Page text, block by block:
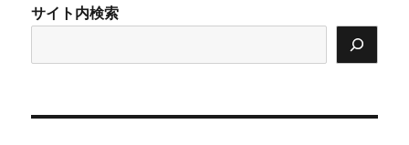
ペ
ー
ジ
サイト内検索